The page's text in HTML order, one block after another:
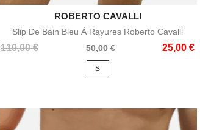
Aperçu rapide
ROBERTO CAVALLI
Slip De Bain Bleu À Rayures Roberto Cavalli
110,00 €
Prix
50,00 € 25,00 €
Prix
S